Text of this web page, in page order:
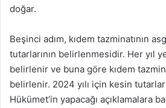
doğar.
Beşinci adım, kıdem tazminatının
tutarlarının belirlenmesidir. Her yıl
belirlenir ve buna göre kıdem
belirlenir. 2024 yılı için kesin
Hükümet’in yapacağı açıklamalara